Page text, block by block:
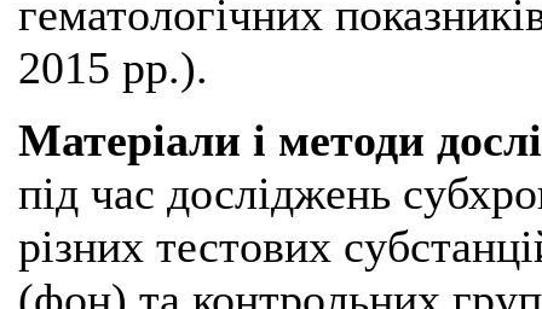
гематологічних
2015 pp.).
Матеріали і методи
під час досліджень
різних тестових